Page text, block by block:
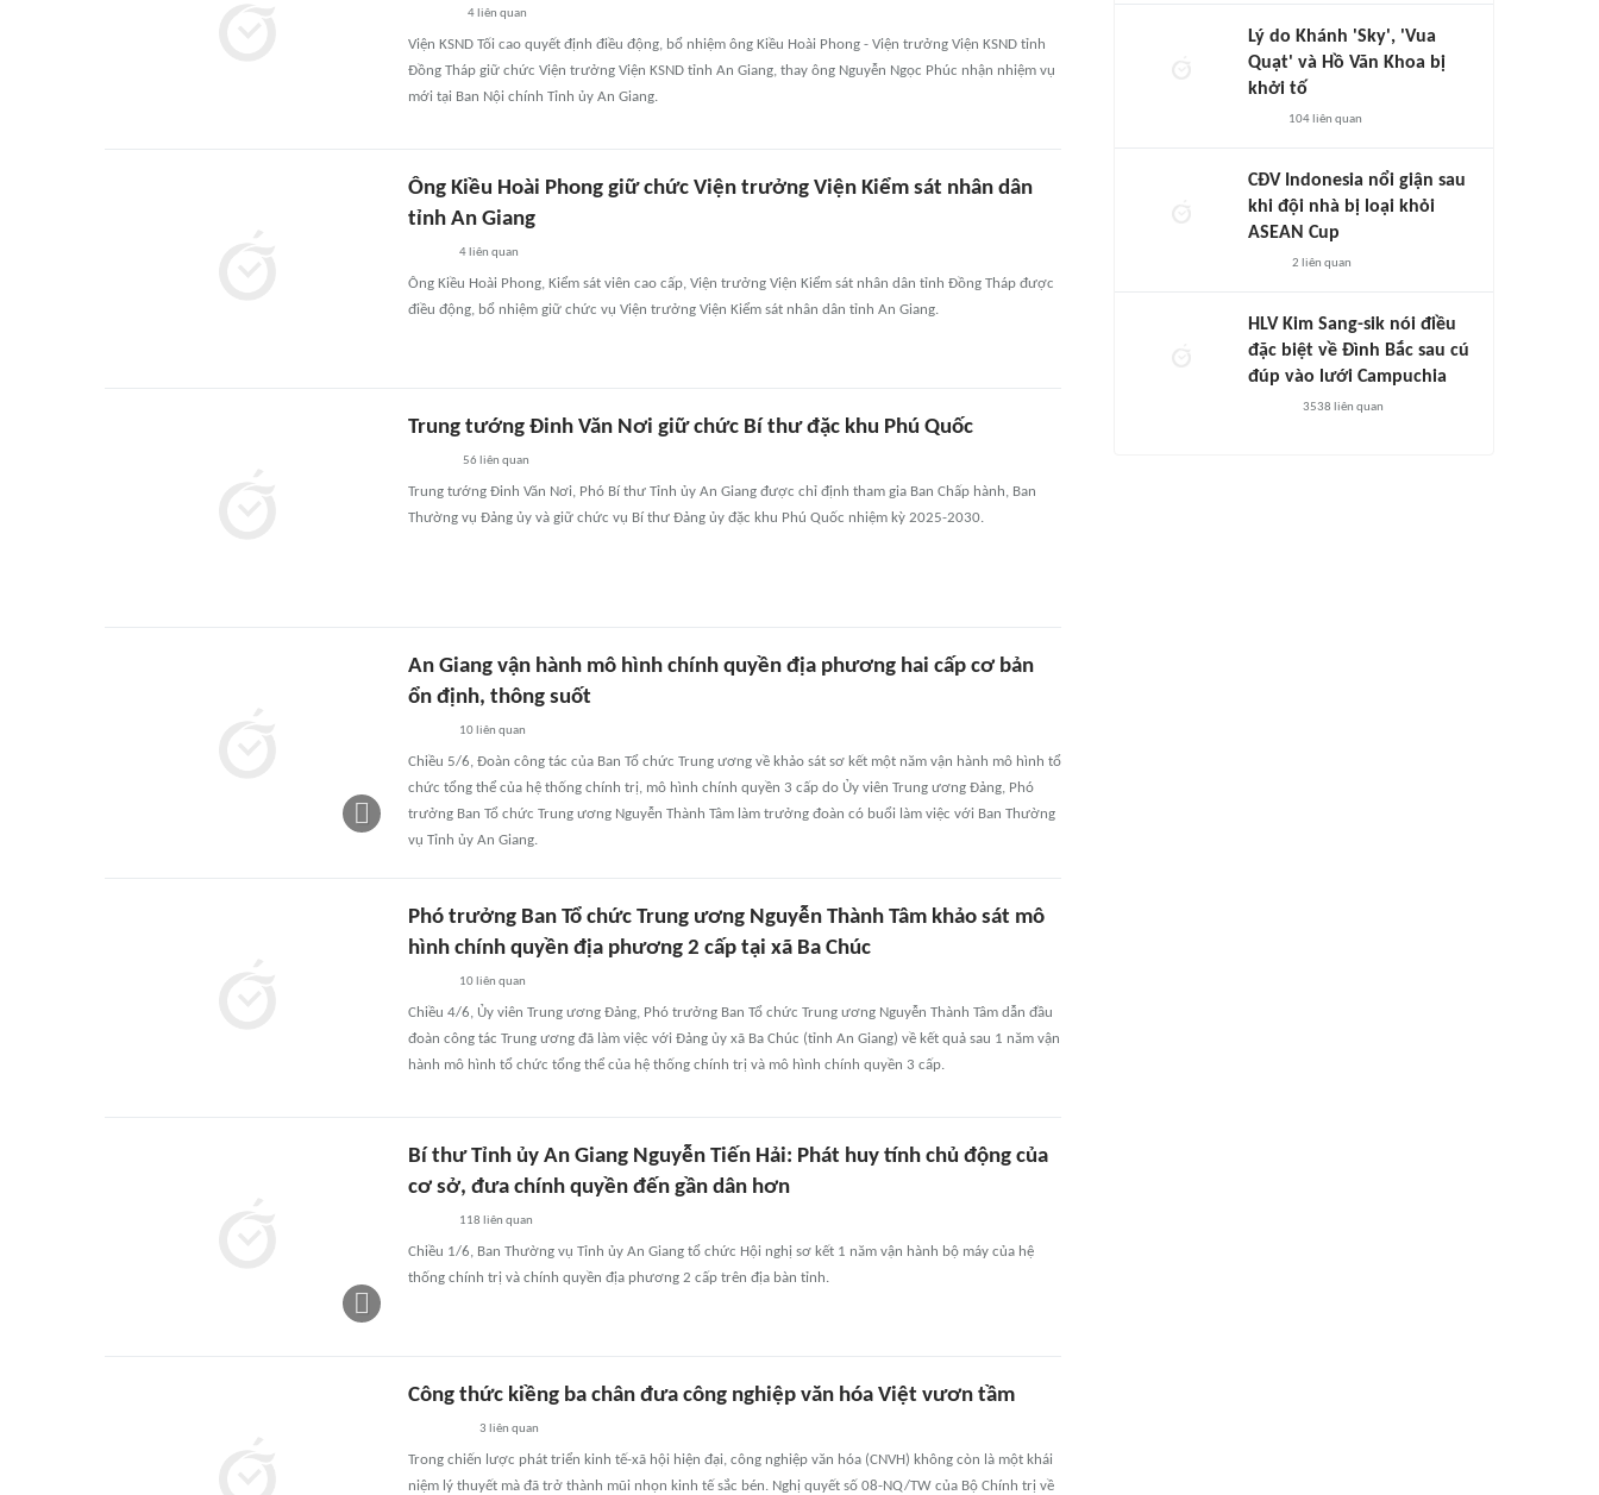
4liên quan
Viện KSND Tối cao quyết định điều động, bổ nhiệm ông Kiều Hoài Phong - Viện trưởng Viện KSND tỉnh
Đồng Tháp giữ chức Viện trưởng Viện KSND tỉnh An Giang, thay ông Nguyễn Ngọc Phúc nhận nhiệm vụ
mới tại Ban Nội chính Tỉnh ủy An Giang.
Ông Kiều Hoài Phong giữ chức Viện trưởng Viện Kiểm sát nhân dân
tỉnh An Giang
4liên quan
Ông Kiều Hoài Phong, Kiểm sát viên cao cấp, Viện trưởng Viện Kiểm sát nhân dân tỉnh Đồng Tháp được
điều động, bổ nhiệm giữ chức vụ Viện trưởng Viện Kiểm sát nhân dân tỉnh An Giang.
Trung tướng Đinh Văn Nơi giữ chức Bí thư đặc khu Phú Quốc
56 liên quan
Trung tướng Đinh Văn Nơi, Phó Bí thư Tỉnh ủy An Giang được chỉ định tham gia Ban Chấp hành, Ban
Thường vụ Đảng ủy và giữ chức vụ Bí thư Đảng ủy đặc khu Phú Quốc nhiệm kỳ 2025-2030.
An Giang vận hành mô hình chính quyền địa phương hai cấp cơ bản
ổn định, thông suốt
10liên quan
Chiều 5/6, Đoàn công tác của Ban Tổ chức Trung ương về khảo sát sơ kết một năm vận hành mô hình tổ
chức tổng thể của hệ thống chính trị, mô hình chính quyền 3 cấp do Ủy viên Trung ương Đảng, Phó
trưởng Ban Tổ chức Trung ương Nguyễn Thành Tâm làm trưởng đoàn có buổi làm việc với Ban Thường
vụ Tỉnh ủy An Giang.
Phó trưởng Ban Tổ chức Trung ương Nguyễn Thành Tâm khảo sát mô
hình chính quyền địa phương 2 cấp tại xã Ba Chúc
10liên quan
Chiều 4/6, Ủy viên Trung ương Đảng, Phó trưởng Ban Tổ chức Trung ương Nguyễn Thành Tâm dẫn đầu
đoàn công tác Trung ương đã làm việc với Đảng ủy xã Ba Chúc (tỉnh An Giang) về kết quả sau 1 năm vận
hành mô hình tổ chức tổng thể của hệ thống chính trị và mô hình chính quyền 3 cấp.
Bí thư Tỉnh ủy An Giang Nguyễn Tiến Hải: Phát huy tính chủ động của
cơ sở, đưa chính quyền đến gần dân hơn
118 liên quan
Chiều 1/6, Ban Thường vụ Tỉnh ủy An Giang tổ chức Hội nghị sơ kết 1 năm vận hành bộ máy của hệ
thống chính trị và chính quyền địa phương 2 cấp trên địa bàn tỉnh.
Công thức kiềng ba chân đưa công nghiệp văn hóa Việt vươn tầm
3 liên quan
Trong chiến lược phát triển kinh tế-xã hội hiện đại, công nghiệp văn hóa (CNVH) không còn là một khái
niệm lý thuyết mà đã trở thành mũi nhọn kinh tế sắc bén. Nghị quyết số 08-NQ/TW của Bộ Chính trị về
Lý do Khánh 'Sky', 'Vua
Quạt' và Hồ Văn Khoa bị
khởi tố
104liên quan
CĐV Indonesia nổi giận sau
khi đội nhà bị loại khỏi
ASEAN Cup
2 liên quan
HLV Kim Sang-sik nói điều
đặc biệt về Đình Bắc sau cú
đúp vào lưới Campuchia
3538 liên quan